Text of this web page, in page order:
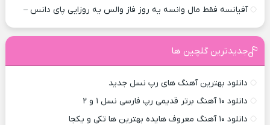
آفیانسه فقط مال وانسه یه روز فاز والس یه روزایی پای دانس –
جدیدترین گلچین ها
دانلود بهترین آهنگ های رپ نسل جدید
دانلود ۱۰ آهنگ برتر قدیمی رپ فارسی نسل ۱ و ۲
دانلود ۱۰ آهنگ معروف هایده بهترین ها تکی و یکجا